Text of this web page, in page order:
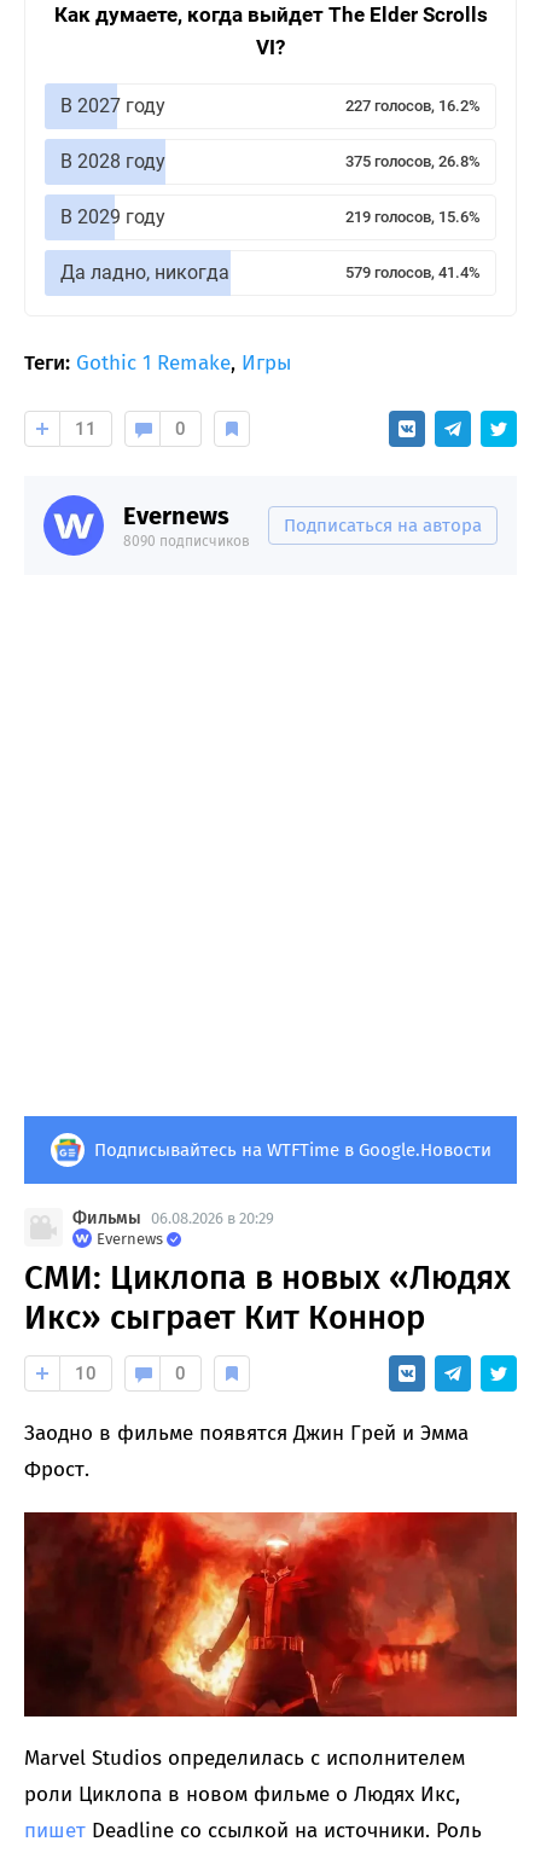
Как думаете, когда выйдет The Elder Scrolls
VI?
В 2027 году 227 голосов, 16.2%
В 2028 году 375 голосов, 26.8%
В 2029 году 219 голосов, 15.6%
Да ладно, никогда 579 голосов, 41.4%
Теги: Gothic 1 Remake, Игры
11 0
Evernews
8090 подписчиков
Подписаться на автора
Подписывайтесь на WTFTime в Google.Новости
Фильмы 06.08.2026 в 20:29
Evernews
СМИ: Циклопа в новых «Людях
Икс» сыграет Кит Коннор
10 0
Заодно в фильме появятся Джин Грей и Эмма
Фрост.
Marvel Studios определилась с исполнителем
роли Циклопа в новом фильме о Людях Икс,
пишет Deadline со ссылкой на источники. Роль